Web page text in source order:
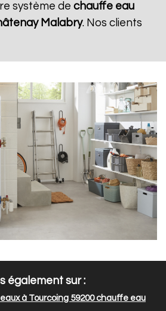
système dechauffe eau
Malabry. Nos clients
également sur :
à Tourcoing 59200chauffe eau